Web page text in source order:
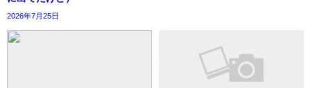
2026年7月25日